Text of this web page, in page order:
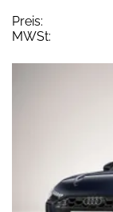
Preis:
MWSt: